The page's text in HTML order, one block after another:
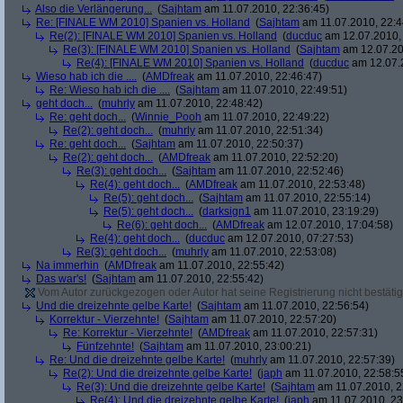
Also die Verlängerung... (Sajhtam am 11.07.2010, 22:36:45)
Re: [FINALE WM 2010] Spanien vs. Holland (Sajhtam am 11.07.2010,
Re(2): [FINALE WM 2010] Spanien vs. Holland (ducduc am
Re(3): [FINALE WM 2010] Spanien vs. Holland (Sajhtam am
Re(4): [FINALE WM 2010] Spanien vs. Holland (ducduc am
Wieso hab ich die .... (AMDfreak am 11.07.2010, 22:46:47)
Re: Wieso hab ich die .... (Sajhtam am 11.07.2010, 22:49:51)
geht doch... (muhrly am 11.07.2010, 22:48:42)
Re: geht doch... (Winnie_Pooh am 11.07.2010, 22:49:22)
Re(2): geht doch... (muhrly am 11.07.2010, 22:51:34)
Re: geht doch... (Sajhtam am 11.07.2010, 22:50:37)
Re(2): geht doch... (AMDfreak am 11.07.2010, 22:52:20)
Re(3): geht doch... (Sajhtam am 11.07.2010, 22:52:46)
Re(4): geht doch... (AMDfreak am 11.07.2010, 22:53:48)
Re(5): geht doch... (Sajhtam am 11.07.2010, 22:55:14)
Re(5): geht doch... (darksign1 am 11.07.2010, 23:19:29)
Re(6): geht doch... (AMDfreak am 12.07.2010, 17:04:58)
Re(4): geht doch... (ducduc am 12.07.2010, 07:27:53)
Re(3): geht doch... (muhrly am 11.07.2010, 22:53:08)
Na immerhin (AMDfreak am 11.07.2010, 22:55:42)
Das war's! (Sajhtam am 11.07.2010, 22:55:42)
Vom Autor zurückgezogen oder Autor hat seine Registrierung nicht
Und die dreizehnte gelbe Karte! (Sajhtam am 11.07.2010, 22:56:54)
Korrektur - Vierzehnte! (Sajhtam am 11.07.2010, 22:57:20)
Re: Korrektur - Vierzehnte! (AMDfreak am 11.07.2010, 22:57:31)
Fünfzehnte! (Sajhtam am 11.07.2010, 23:00:21)
Re: Und die dreizehnte gelbe Karte! (muhrly am 11.07.2010, 22:57:39)
Re(2): Und die dreizehnte gelbe Karte! (japh am 11.07.2010,
Re(3): Und die dreizehnte gelbe Karte! (Sajhtam am 11.07.2010,
Re(4): Und die dreizehnte gelbe Karte! (japh am 11.07.2010,